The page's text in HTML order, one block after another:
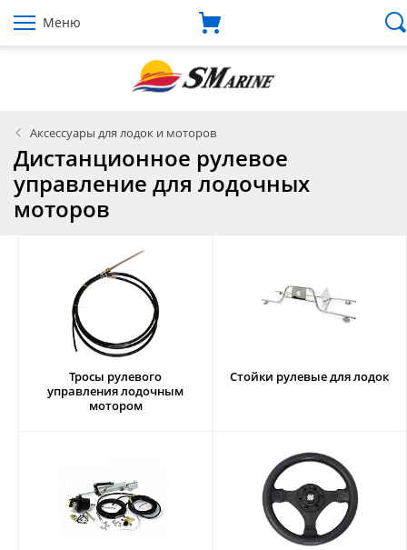
Меню
Аксессуары для лодок и моторов
Дистанционное рулевое
управление для лодочных
моторов
Тросы рулевого
управления лодочным
мотором
Стойки рулевые для лодок